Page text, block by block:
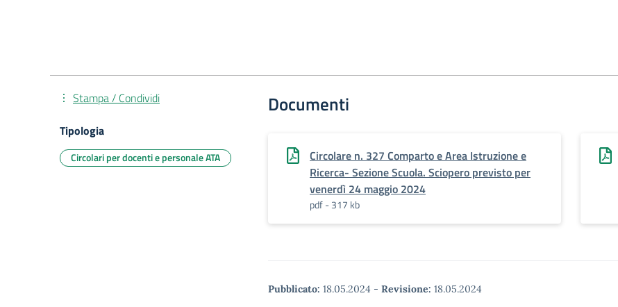
Documenti
Circolare n. 327 Comparto e Area Istruzione e
Ricerca- Sezione Scuola. Sciopero previsto per
venerdì 24 maggio 2024
pdf - 317 kb
Pubblicato: 18.05.2024 - Revisione: 18.05.2024
Stampa / Condividi
Tipologia
Circolari per docenti e personale ATA